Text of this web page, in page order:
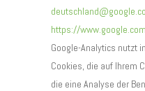
https://
Google-Analytics nutzt
Cookies, die auf Ihrem
die eine Analyse der